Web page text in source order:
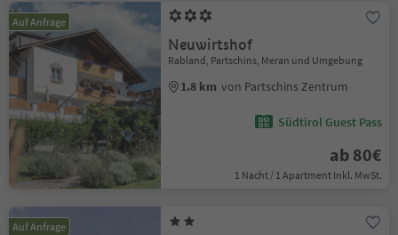
Auf Anfrage
Neuwirtshof
Rabland, Partschins, Meran und Umgebung
1.8 km von Partschins Zentrum
Südtirol Guest Pass
ab 80€
1 Nacht / 1 Apartment Inkl. MwSt.
Auf Anfrage